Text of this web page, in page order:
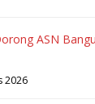
ASN
2026